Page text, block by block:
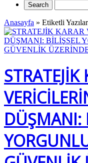
Anasayfa » Etiketli
STRATEJİK
DÜŞMANI: